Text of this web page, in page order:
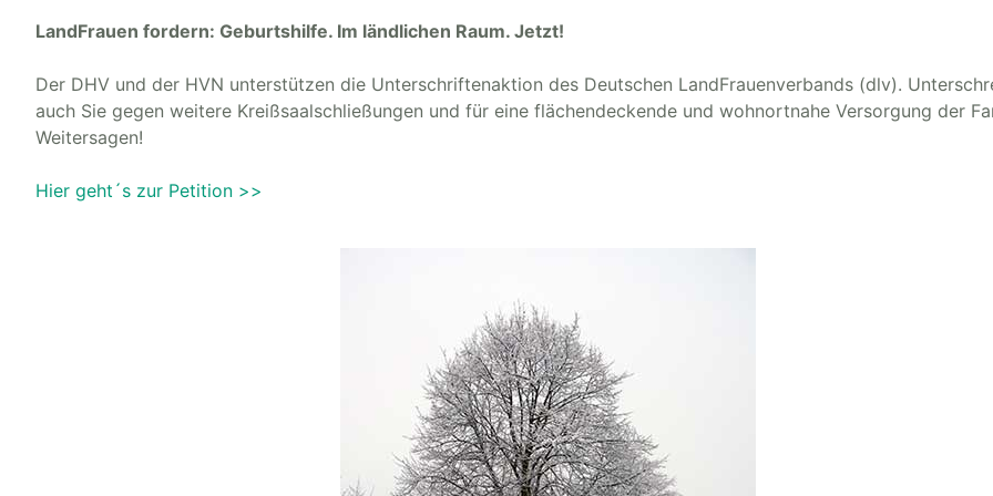
LandFrauen fordern: Geburtshilfe. Im ländlichen Raum. Jetzt!
Der DHV und der HVN unterstützen die Unterschriftenaktion des Deutschen LandFrauenverbands (dlv).
auch Sie gegen weitere Kreißsaalschließungen und für eine flächendeckende und wohnortnahe Versorgung der
Weitersagen!
Hier geht´s zur Petition >>